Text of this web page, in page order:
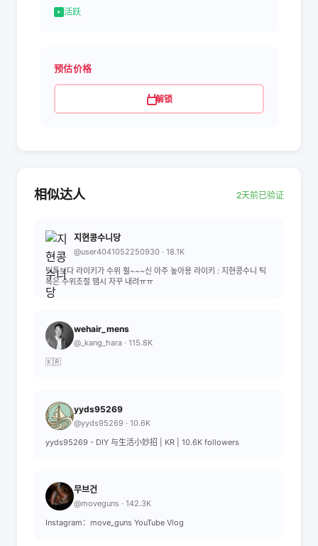
活跃
预估价格
解锁
相似达人 2天前已验证
지현콩수니당
@user4041052250930 · 18.1K
틱톡보다 라이키가 수위 훨~~~신 아주 높아용 라이키 : 지현콩수니 틱
톡은 수위조절 땜시 자꾸 내려ㅠㅠ
wehair_mens
@_kang_hara · 115.8K
🇰🇷
yyds95269
@yyds95269 · 10.6K
yyds95269 - DIY 与生活小妙招 | KR | 10.6K followers
무브건
@moveguns · 142.3K
Instagram：move_guns YouTube Vlog